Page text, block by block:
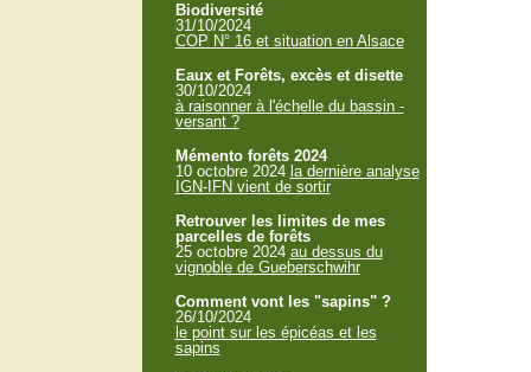
Biodiversité
31/10/2024
COP N° 16 et situation en Alsace
Eaux et Forêts, excès et disette
30/10/2024
à raisonner à l'échelle du bassin -
versant ?
Mémento forêts 2024
10 octobre 2024 la dernière analyse
IGN-IFN vient de sortir
Retrouver les limites de mes
parcelles de forêts
25 octobre 2024 au dessus du
vignoble de Gueberschwihr
Comment vont les "sapins" ?
26/10/2024
le point sur les épicéas et les
sapins